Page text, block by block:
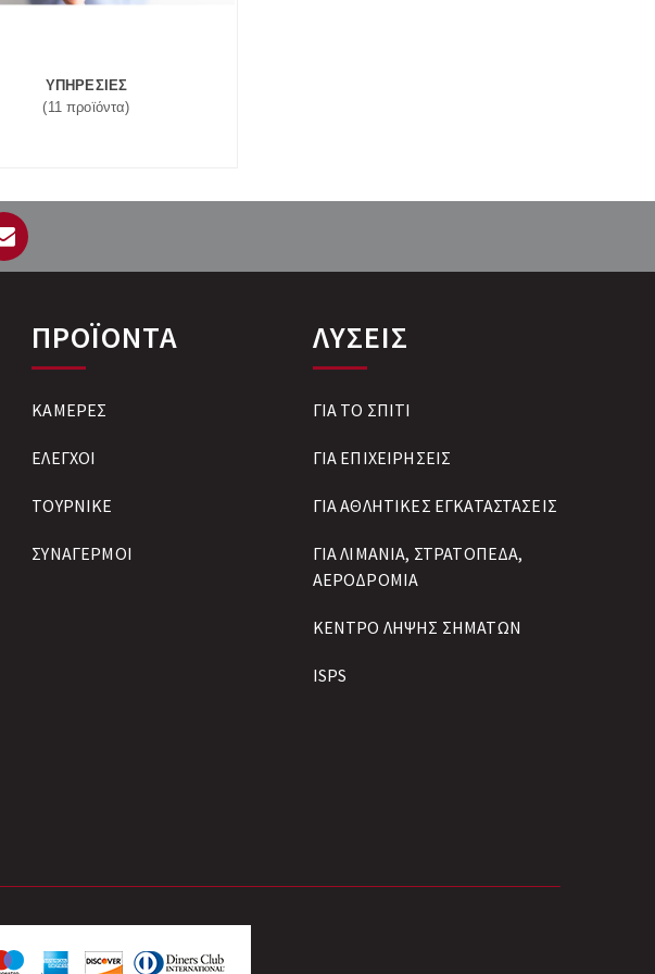
ΥΠΗΡΕΣΙΕΣ
(11 προϊόντα)
ΠΡΟΪΟΝΤΑ
ΚΑΜΕΡΕΣ
ΕΛΕΓΧΟΙ
ΤΟΥΡΝΙΚΕ
ΣΥΝΑΓΕΡΜΟΙ
ΛΥΣΕΙΣ
ΓΙΑ ΤΟ ΣΠΙΤΙ
ΓΙΑ ΕΠΙΧΕΙΡΗΣΕΙΣ
ΓΙΑ ΑΘΛΗΤΙΚΕΣ ΕΓΚΑΤΑΣΤΑΣΕΙΣ
ΓΙΑ ΛΙΜΑΝΙΑ, ΣΤΡΑΤΟΠΕΔΑ,
ΑΕΡΟΔΡΟΜΙΑ
ΚΕΝΤΡΟ ΛΗΨΗΣ ΣΗΜΑΤΩΝ
ISPS